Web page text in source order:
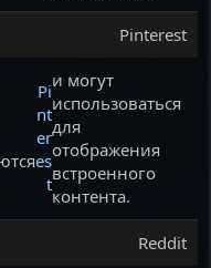
Pinterest
Pi
nt
er
es
t
и могут
использоваться
для
отображения
встроенного
контента.
Reddit